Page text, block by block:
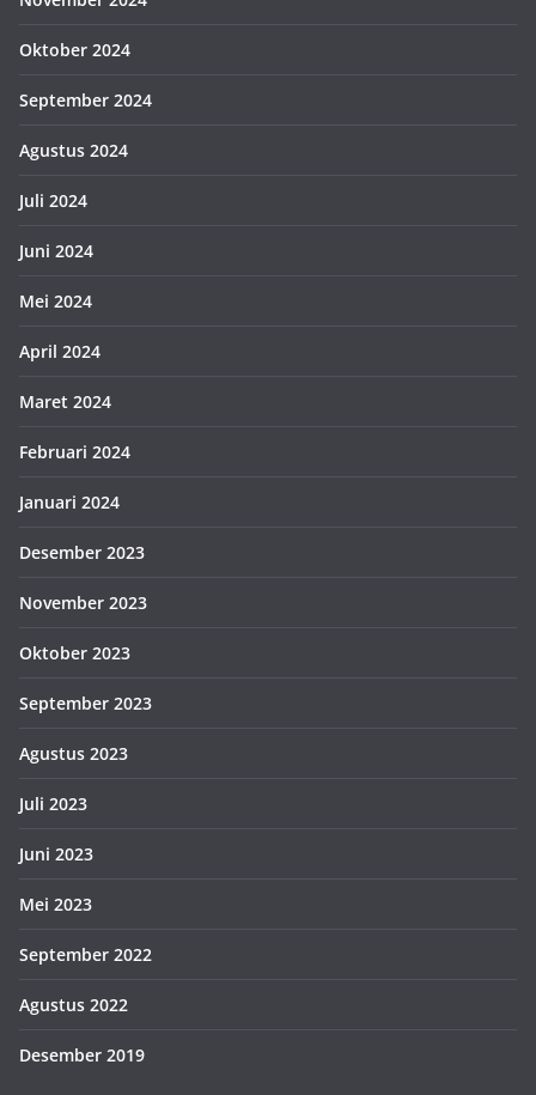
Oktober 2024
September 2024
Agustus 2024
Juli 2024
Juni 2024
Mei 2024
April 2024
Maret 2024
Februari 2024
Januari 2024
Desember 2023
November 2023
Oktober 2023
September 2023
Agustus 2023
Juli 2023
Juni 2023
Mei 2023
September 2022
Agustus 2022
Desember 2019